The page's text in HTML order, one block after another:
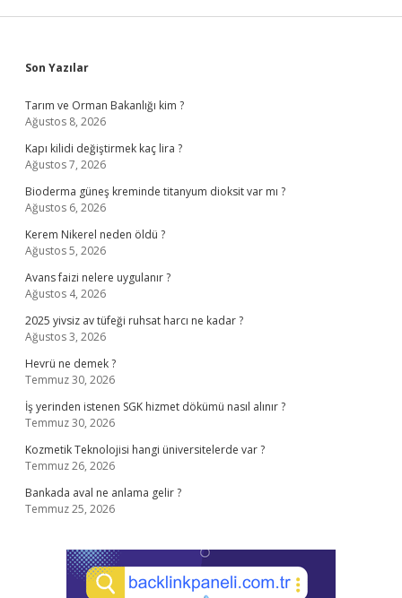
Sidebar
Son Yazılar
Tarım ve Orman Bakanlığı kim ?
Ağustos 8, 2026
Kapı kilidi değiştirmek kaç lira ?
Ağustos 7, 2026
Bioderma güneş kreminde titanyum dioksit var mı ?
Ağustos 6, 2026
Kerem Nikerel neden öldü ?
Ağustos 5, 2026
Avans faizi nelere uygulanır ?
Ağustos 4, 2026
2025 yivsiz av tüfeği ruhsat harcı ne kadar ?
Ağustos 3, 2026
Hevrü ne demek ?
Temmuz 30, 2026
İş yerinden istenen SGK hizmet dökümü nasıl alınır ?
Temmuz 30, 2026
Kozmetik Teknolojisi hangi üniversitelerde var ?
Temmuz 26, 2026
Bankada aval ne anlama gelir ?
Temmuz 25, 2026